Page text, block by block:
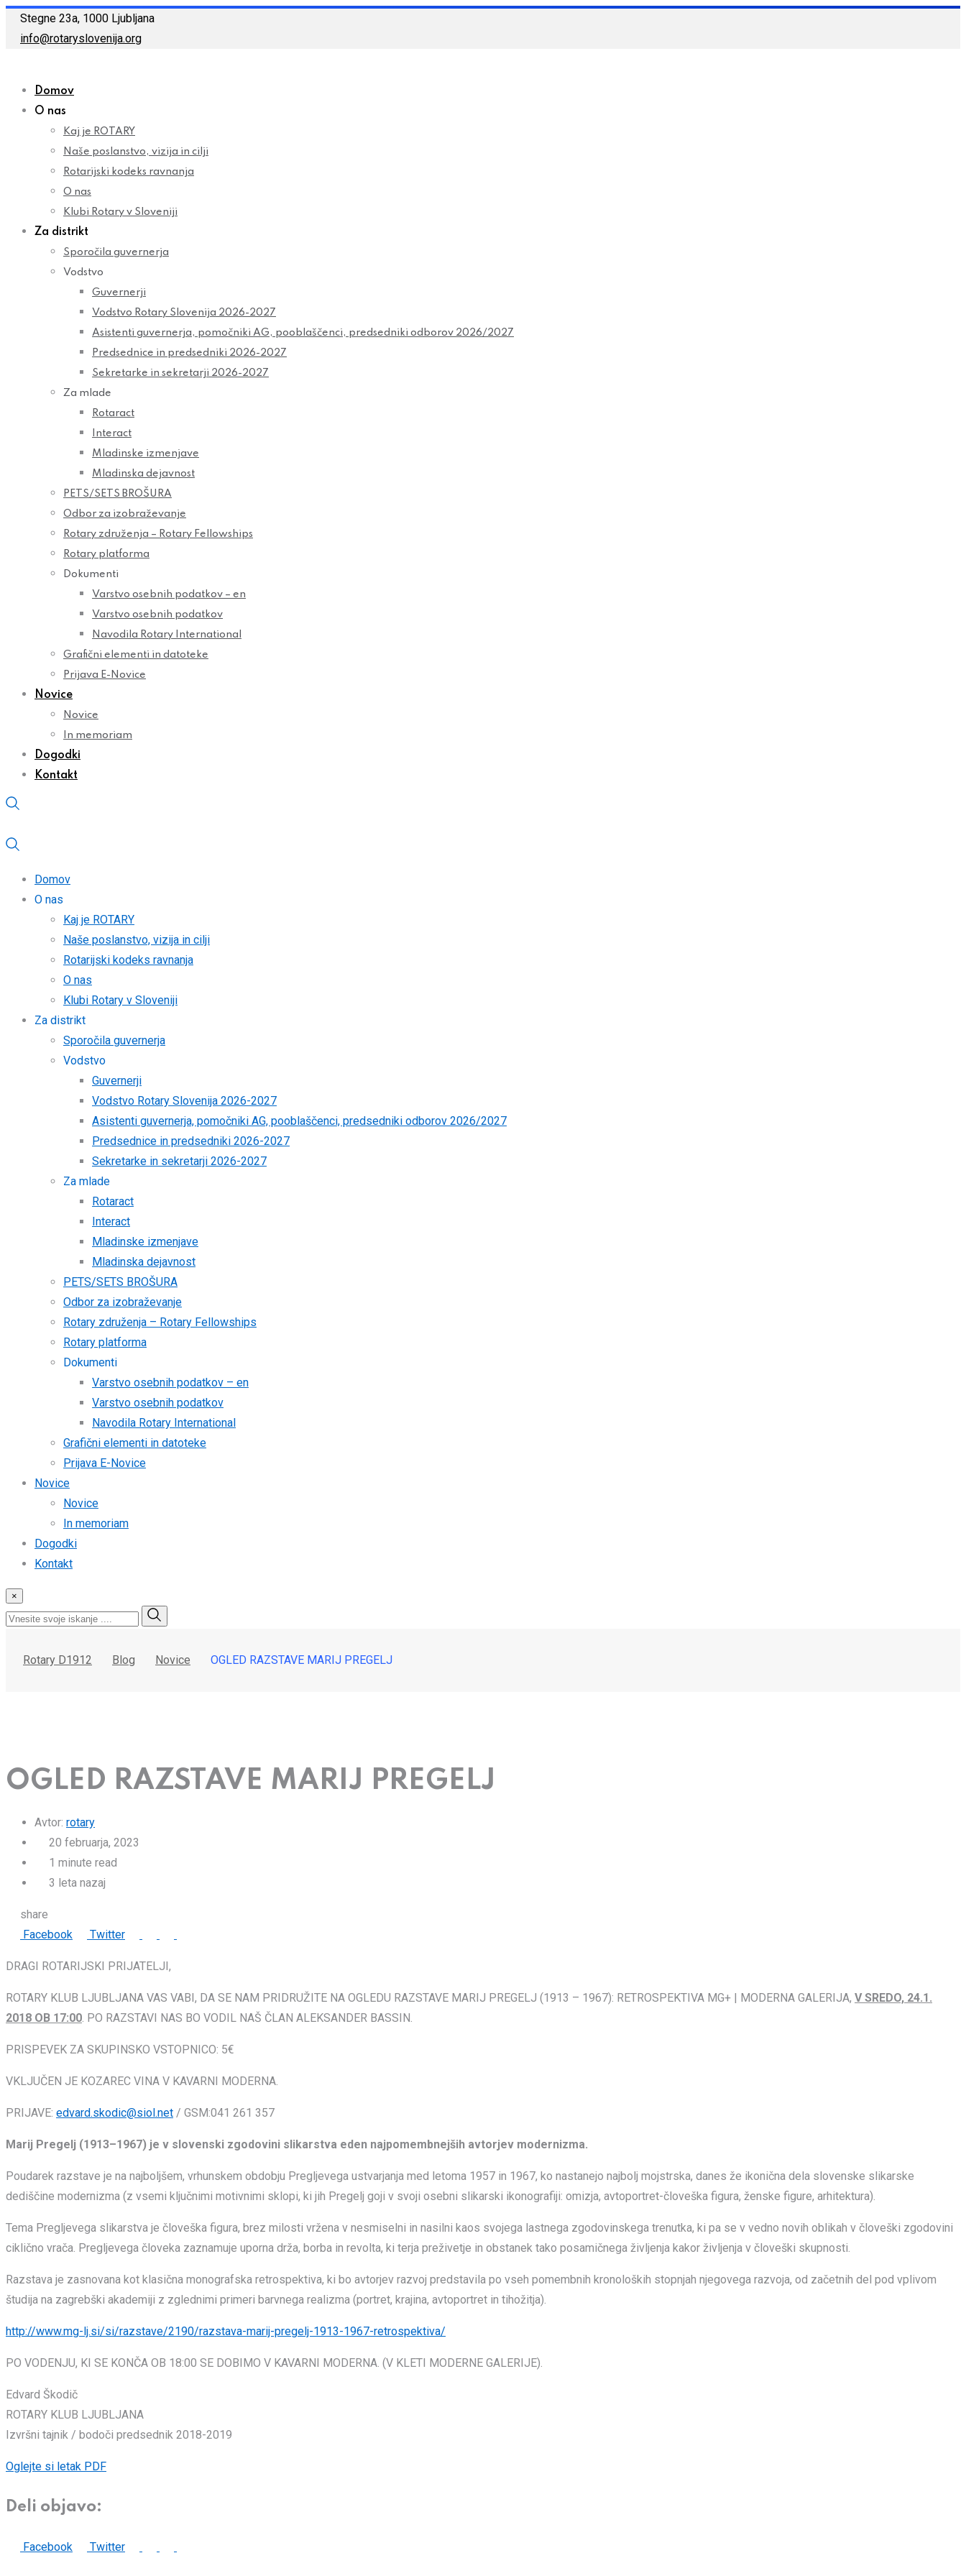
SkipStegne 23a, 1000 Ljubljana
info@rotaryslovenija.org
Domov
O nas
Kaj je ROTARY
Naše poslanstvo, vizija in cilji
Rotarijski kodeks ravnanja
O nas
Klubi Rotary v Sloveniji
Za distrikt
Sporočila guvernerja
Vodstvo
Guvernerji
Vodstvo Rotary Slovenija 2026-2027
Asistenti guvernerja, pomočniki AG, pooblaščenci, predsedniki odborov 2026/2027
Predsednice in predsedniki 2026-2027
Sekretarke in sekretarji 2026-2027
Za mlade
Rotaract
Interact
Mladinske izmenjave
Mladinska dejavnost
PETS/SETS BROŠURA
Odbor za izobraževanje
Rotary združenja – Rotary Fellowships
Rotary platforma
Dokumenti
Varstvo osebnih podatkov – en
Varstvo osebnih podatkov
Navodila Rotary International
Grafični elementi in datoteke
Prijava E-Novice
Novice
Novice
In memoriam
Dogodki
Kontakt
Domov
O nas
Kaj je ROTARY
Naše poslanstvo, vizija in cilji
Rotarijski kodeks ravnanja
O nas
Klubi Rotary v Sloveniji
Za distrikt
Sporočila guvernerja
Vodstvo
Guvernerji
Vodstvo Rotary Slovenija 2026-2027
Asistenti guvernerja, pomočniki AG, pooblaščenci, predsedniki odborov 2026/2027
Predsednice in predsedniki 2026-2027
Sekretarke in sekretarji 2026-2027
Za mlade
Rotaract
Interact
Mladinske izmenjave
Mladinska dejavnost
PETS/SETS BROŠURA
Odbor za izobraževanje
Rotary združenja – Rotary Fellowships
Rotary platforma
Dokumenti
Varstvo osebnih podatkov – en
Varstvo osebnih podatkov
Navodila Rotary International
Grafični elementi in datoteke
Prijava E-Novice
Novice
Novice
In memoriam
Dogodki
Kontakt
×
Rotary D1912 Blog Novice OGLED RAZSTAVE MARIJ PREGELJ
OGLED RAZSTAVE MARIJ PREGELJ
Avtor: rotary
20 februarja, 2023
1 minute read
3 leta nazaj
share
Facebook
Twitter
DRAGI ROTARIJSKI PRIJATELJI,
ROTARY KLUB LJUBLJANA VAS VABI, DA SE NAM PRIDRUŽITE NA OGLEDU RAZSTAVE MARIJ PREGELJ (1913 – 1967): RETROSPEKTIVA MG+ | MODERNA GALERIJA, V SREDO, 24.1.
2018 OB 17:00. PO RAZSTAVI NAS BO VODIL NAŠ ČLAN ALEKSANDER BASSIN.
PRISPEVEK ZA SKUPINSKO VSTOPNICO: 5€
VKLJUČEN JE KOZAREC VINA V KAVARNI MODERNA.
PRIJAVE: edvard.skodic@siol.net / GSM:041 261 357
Marij Pregelj (1913–1967) je v slovenski zgodovini slikarstva eden najpomembnejših avtorjev modernizma.
Poudarek razstave je na najboljšem, vrhunskem obdobju Pregljevega ustvarjanja med letoma 1957 in 1967, ko nastanejo najbolj mojstrska, danes že ikonična dela slovenske slikarske
dediščine modernizma (z vsemi ključnimi motivnimi sklopi, ki jih Pregelj goji v svoji osebni slikarski ikonografiji: omizja, avtoportret-človeška figura, ženske figure, arhitektura).
Tema Pregljevega slikarstva je človeška figura, brez milosti vržena v nesmiselni in nasilni kaos svojega lastnega zgodovinskega trenutka, ki pa se v vedno novih oblikah v človeški zgodovini
ciklično vrača. Pregljevega človeka zaznamuje uporna drža, borba in revolta, ki terja preživetje in obstanek tako posamičnega življenja kakor življenja v človeški skupnosti.
Razstava je zasnovana kot klasična monografska retrospektiva, ki bo avtorjev razvoj predstavila po vseh pomembnih kronoloških stopnjah njegovega razvoja, od začetnih del pod vplivom
študija na zagrebški akademiji z zglednimi primeri barvnega realizma (portret, krajina, avtoportret in tihožitja).
http://www.mg-lj.si/si/razstave/2190/razstava-marij-pregelj-1913-1967-retrospektiva/
PO VODENJU, KI SE KONČA OB 18:00 SE DOBIMO V KAVARNI MODERNA. (V KLETI MODERNE GALERIJE).
Edvard Škodič
ROTARY KLUB LJUBLJANA
Izvršni tajnik / bodoči predsednik 2018-2019
Oglejte si letak PDF
Deli objavo:
Facebook Twitter